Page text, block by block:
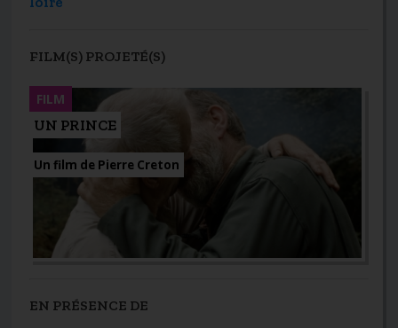
FILM(S) PROJETÉ(S)
UN PRINCE
Un film de Pierre Creton
FILM
EN PRÉSENCE DE